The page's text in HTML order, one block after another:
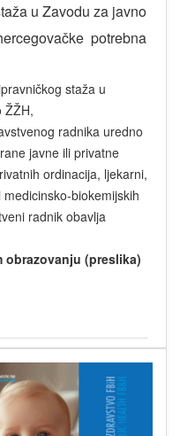
u Zavodu za javno
potrebna
staža u
ŽŽH,
radnika uredno
javne ili privatne
ordinacija, ljekarni,
biokemijskih
radnik obavlja
obrazovanju (preslika)